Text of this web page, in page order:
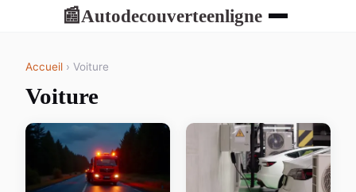
📰Autodecouverteenligne
Accueil › Voiture
Voiture